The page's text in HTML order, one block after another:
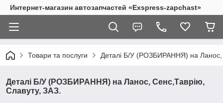
Интернет-магазин автозапчастей «Exspress-zapchast»
Товари та послуги Деталі Б/У (РОЗБИРАННЯ) на Ланос,
Деталі Б/У (РОЗБИРАННЯ) на Ланос, Сенс,Таврію,
Славуту, ЗАЗ.